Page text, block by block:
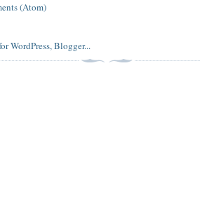
(Atom)